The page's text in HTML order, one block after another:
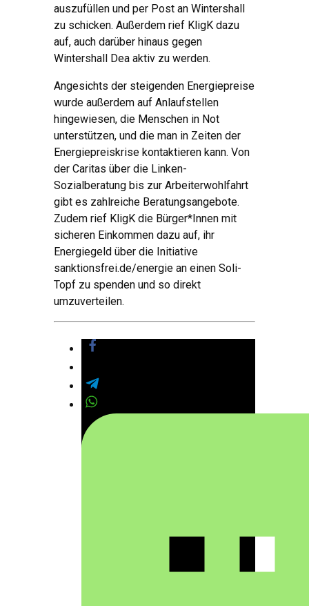
auszufüllen und per Post an Wintershall
zu schicken. Außerdem rief KligK dazu
auf, auch darüber hinaus gegen
Wintershall Dea aktiv zu werden.
Angesichts der steigenden Energiepreise
wurde außerdem auf Anlaufstellen
hingewiesen, die Menschen in Not
unterstützen, und die man in Zeiten der
Energiepreiskrise kontaktieren kann. Von
der Caritas über die Linken-
Sozialberatung bis zur Arbeiterwohlfahrt
gibt es zahlreiche Beratungsangebote.
Zudem rief KligK die Bürger*Innen mit
sicheren Einkommen dazu auf, ihr
Energiegeld über die Initiative
sanktionsfrei.de/energie an einen Soli-
Topf zu spenden und so direkt
umzuverteilen.